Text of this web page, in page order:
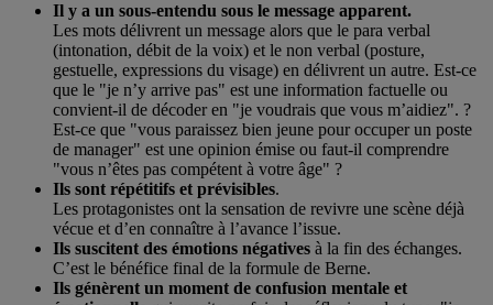
Il y a un sous-entendu sous le message apparent.
Les mots délivrent un message alors que le para verbal
(intonation, débit de la voix) et le non verbal (posture,
gestuelle, expressions du visage) en délivrent un autre. Est-ce
que le "je n’y arrive pas" est une information factuelle ou
convient-il de décoder en "je voudrais que vous m’aidiez". ?
Est-ce que "vous paraissez bien jeune pour occuper un poste
de manager" est une opinion émise ou faut-il comprendre
"vous n’êtes pas compétent à votre âge" ?
Ils sont répétitifs et prévisibles.
Les protagonistes ont la sensation de revivre une scène déjà
vécue et d’en connaître à l’avance l’issue.
Ils suscitent des émotions négatives à la fin des échanges.
C’est le bénéfice final de la formule de Berne.
Ils génèrent un moment de confusion mentale et